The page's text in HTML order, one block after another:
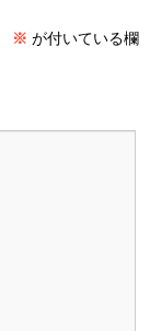
※ が付いている欄